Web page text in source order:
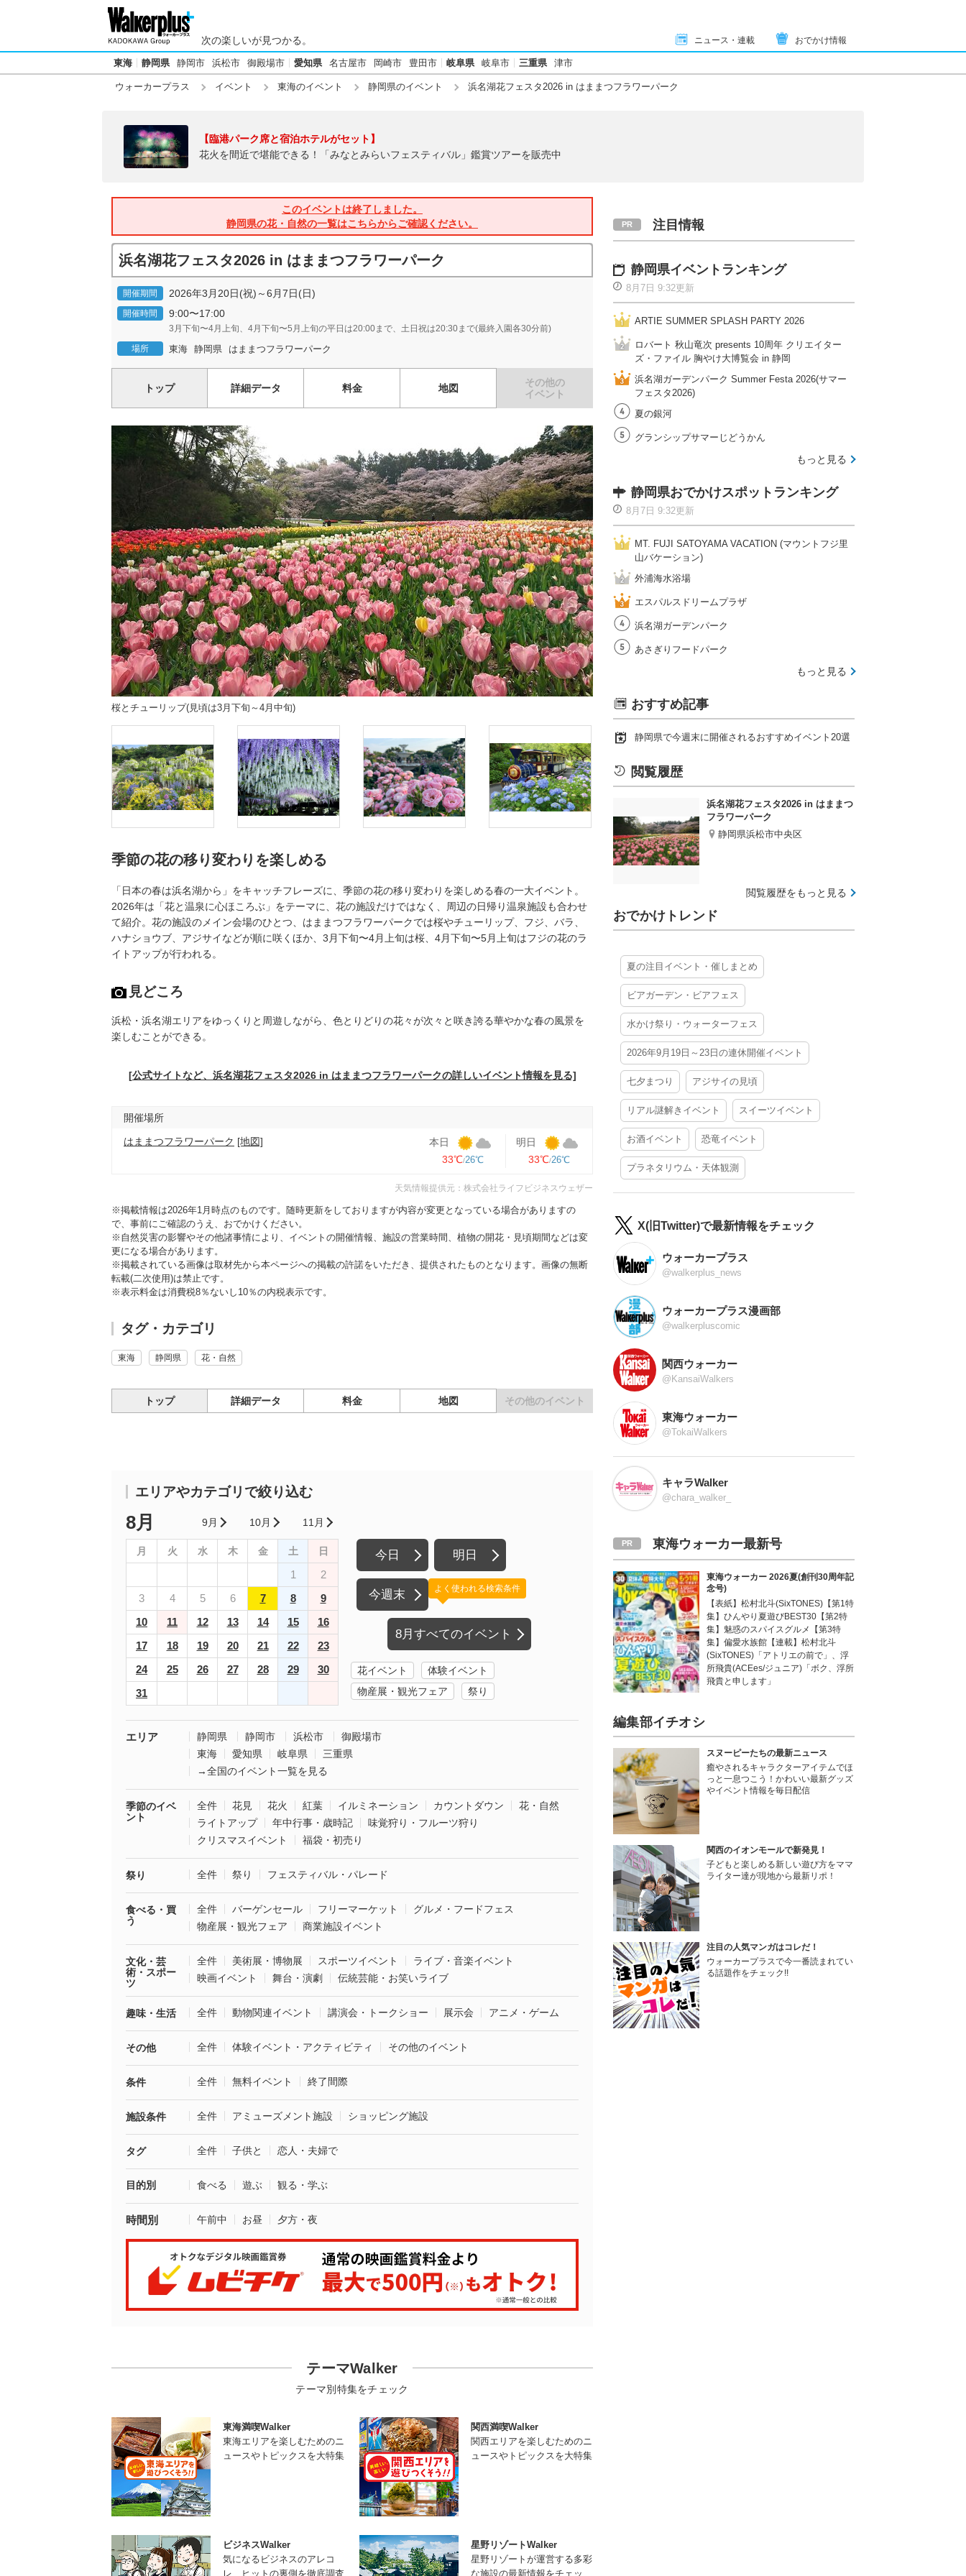
次の楽しいが見つかる。 ニュース・連載 おでかけ情報
東海 静岡県 静岡市 浜松市 御殿場市 愛知県 名古屋市 岡崎市 豊田市 岐阜県 岐阜市 三重県 津市
ウォーカープラス イベント 東海のイベント 静岡県のイベント 浜名湖花フェスタ2026 in はままつフラワーパーク
【臨港パーク席と宿泊ホテルがセット】
花火を間近で堪能できる！「みなとみらいフェスティバル」鑑賞ツアーを販売中
このイベントは終了しました。
静岡県の花・自然の一覧はこちらからご確認ください。
浜名湖花フェスタ2026 in はままつフラワーパーク
開催期間 2026年3月20日(祝)～6月7日(日)
開催時間 9:00〜17:00
3月下旬〜4月上旬、4月下旬〜5月上旬の平日は20:00まで、土日祝は20:30まで(最終入園各30分前)
場所
東海 静岡県 はままつフラワーパーク
トップ 詳細データ 料金 地図
その他の
イベント
桜とチューリップ(見頃は3月下旬～4月中旬)
季節の花の移り変わりを楽しめる
「日本の春は浜名湖から」をキャッチフレーズに、季節の花の移り変わりを楽しめる春の一大イベント。
2026年は「花と温泉に心ほころぶ」をテーマに、花の施設だけではなく、周辺の日帰り温泉施設も合わせ
て紹介。花の施設のメイン会場のひとつ、はままつフラワーパークでは桜やチューリップ、フジ、バラ、
ハナショウブ、アジサイなどが順に咲くほか、3月下旬〜4月上旬は桜、4月下旬〜5月上旬はフジの花のラ
イトアップが行われる。
見どころ
浜松・浜名湖エリアをゆっくりと周遊しながら、色とりどりの花々が次々と咲き誇る華やかな春の風景を
楽しむことができる。
[公式サイトなど、浜名湖花フェスタ2026 in はままつフラワーパークの詳しいイベント情報を見る]
開催場所
はままつフラワーパーク [地図]
本日
33℃ 26℃
明日
33℃ 26℃
天気情報提供元：株式会社ライフビジネスウェザー
※掲載情報は2026年1月時点のものです。随時更新をしておりますが内容が変更となっている場合がありますの
で、事前にご確認のうえ、おでかけください。
※自然災害の影響やその他諸事情により、イベントの開催情報、施設の営業時間、植物の開花・見頃期間などは変
更になる場合があります。
※掲載されている画像は取材先から本ページへの掲載の許諾をいただき、提供されたものとなります。画像の無断
転載(二次使用)は禁止です。
※表示料金は消費税8％ないし10％の内税表示です。
タグ・カテゴリ
東海 静岡県 花・自然
トップ 詳細データ 料金 地図 その他のイベント
エリアやカテゴリで絞り込む
8月 9月 10月 11月
月 火 水 木 金 土 日
1
2
3
4 5 6 7 8
9
10
11 12 13 14 15
16
17
18 19 20 21 22
23
24
25 26 27 28 29
30
31
今日 明日
今週末
8月すべてのイベント
よく使われる検索条件
花イベント
体験イベント
物産展・観光フェア
祭り
エリア 静岡県 静岡市 浜松市
御殿場市
東海
愛知県 岐阜県
三重県
→全国のイベント一覧を見る
季節のイベ
ント
全件 花見 花火 紅葉 イルミネーション カウントダウン
花・自然
ライトアップ
年中行事・歳時記
味覚狩り・フルーツ狩り
クリスマスイベント
福袋・初売り
祭り 全件 祭り フェスティバル・パレード
食べる・買
う
全件 バーゲンセール フリーマーケット
グルメ・フードフェス
物産展・観光フェア
商業施設イベント
文化・芸
術・スポー
ツ
全件 美術展・博物展 スポーツイベント
ライブ・音楽イベント
映画イベント
舞台・演劇 伝統芸能・お笑いライブ
趣味・生活 全件 動物関連イベント 講演会・トークショー 展示会 アニメ・ゲーム
その他 全件 体験イベント・アクティビティ その他のイベント
条件 全件 無料イベント 終了間際
施設条件 全件 アミューズメント施設 ショッピング施設
タグ 全件 子供と 恋人・夫婦で
目的別 食べる 遊ぶ 観る・学ぶ
時間別 午前中 お昼 夕方・夜
テーマWalker
テーマ別特集をチェック
東海満喫Walker
東海エリアを楽しむためのニ
ュースやトピックスを大特集
関西満喫Walker
関西エリアを楽しむためのニ
ュースやトピックスを大特集
ビジネスWalker
気になるビジネスのアレコ
レ、ヒットの裏側を徹底調査
星野リゾートWalker
星野リゾートが運営する多彩
な施設の最新情報をチェッ
注目情報
静岡県イベントランキング
8月7日 9:32更新
ARTIE SUMMER SPLASH PARTY 2026
ロバート 秋山竜次 presents 10周年 クリエイター
ズ・ファイル 胸やけ大博覧会 in 静岡
浜名湖ガーデンパーク Summer Festa 2026(サマー
フェスタ2026)
夏の銀河
グランシップサマーじどうかん
もっと見る
静岡県おでかけスポットランキング
8月7日 9:32更新
MT. FUJI SATOYAMA VACATION (マウントフジ里
山バケーション)
外浦海水浴場
エスパルスドリームプラザ
浜名湖ガーデンパーク
あさぎりフードパーク
もっと見る
おすすめ記事
静岡県で今週末に開催されるおすすめイベント20選
閲覧履歴
浜名湖花フェスタ2026 in はままつ
フラワーパーク
静岡県浜松市中央区
閲覧履歴をもっと見る
おでかけトレンド
夏の注目イベント・催しまとめ
ビアガーデン・ビアフェス
水かけ祭り・ウォーターフェス
2026年9月19日～23日の連休開催イベント
七夕まつり アジサイの見頃
リアル謎解きイベント スイーツイベント
お酒イベント 恐竜イベント
プラネタリウム・天体観測
X(旧Twitter)で最新情報をチェック
ウォーカープラス
@walkerplus_news
ウォーカープラス漫画部
@walkerpluscomic
関西ウォーカー
@KansaiWalkers
東海ウォーカー
@TokaiWalkers
キャラWalker
@chara_walker_
東海ウォーカー最新号
東海ウォーカー 2026夏(創刊30周年記
念号)
【表紙】松村北斗(SixTONES)【第1特
集】ひんやり夏遊びBEST30【第2特
集】魅惑のスパイスグルメ【第3特
集】偏愛水族館【連載】松村北斗
(SixTONES)「アトリエの前で」、浮
所飛貴(ACEes/ジュニア)「ボク、浮所
飛貴と申します」
編集部イチオシ
スヌーピーたちの最新ニュース
癒やされるキャラクターアイテムでほ
っと一息つこう！かわいい最新グッズ
やイベント情報を毎日配信
関西のイオンモールで新発見！
子どもと楽しめる新しい遊び方をママ
ライター達が現地から最新リポ！
注目の人気マンガはコレだ！
ウォーカープラスで今一番読まれてい
る話題作をチェック!!